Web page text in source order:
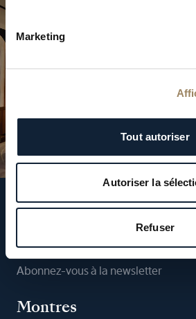
Marketing
Tout autoriser
Autoriser la
Refuser
Suivez-nous
Abonnez-vous à la newsletter
Montres